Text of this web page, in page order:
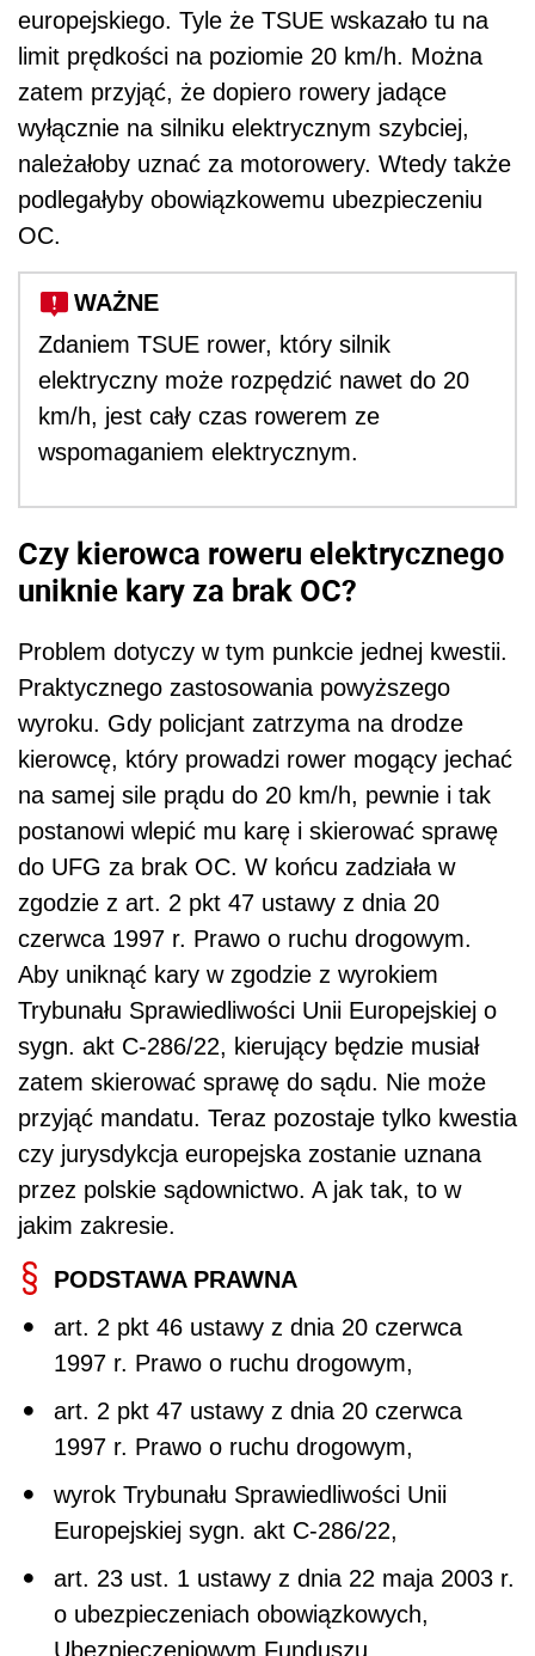
europejskiego. Tyle że TSUE wskazało tu na
limit prędkości na poziomie 20 km/h. Można
zatem przyjąć, że dopiero rowery jadące
wyłącznie na silniku elektrycznym szybciej,
należałoby uznać za motorowery. Wtedy także
podlegałyby obowiązkowemu ubezpieczeniu
OC.
WAŻNE
Zdaniem TSUE rower, który silnik
elektryczny może rozpędzić nawet do 20
km/h, jest cały czas rowerem ze
wspomaganiem elektrycznym.
Czy kierowca roweru elektrycznego
uniknie kary za brak OC?
Problem dotyczy w tym punkcie jednej kwestii.
Praktycznego zastosowania powyższego
wyroku. Gdy policjant zatrzyma na drodze
kierowcę, który prowadzi rower mogący jechać
na samej sile prądu do 20 km/h, pewnie i tak
postanowi wlepić mu karę i skierować sprawę
do UFG za brak OC. W końcu zadziała w
zgodzie z art. 2 pkt 47 ustawy z dnia 20
czerwca 1997 r. Prawo o ruchu drogowym.
Aby uniknąć kary w zgodzie z wyrokiem
Trybunału Sprawiedliwości Unii Europejskiej o
sygn. akt C-286/22, kierujący będzie musiał
zatem skierować sprawę do sądu. Nie może
przyjąć mandatu. Teraz pozostaje tylko kwestia
czy jurysdykcja europejska zostanie uznana
przez polskie sądownictwo. A jak tak, to w
jakim zakresie.
PODSTAWA PRAWNA
art. 2 pkt 46 ustawy z dnia 20 czerwca
1997 r. Prawo o ruchu drogowym,
art. 2 pkt 47 ustawy z dnia 20 czerwca
1997 r. Prawo o ruchu drogowym,
wyrok Trybunału Sprawiedliwości Unii
Europejskiej sygn. akt C-286/22,
art. 23 ust. 1 ustawy z dnia 22 maja 2003 r.
o ubezpieczeniach obowiązkowych,
Ubezpieczeniowym Funduszu